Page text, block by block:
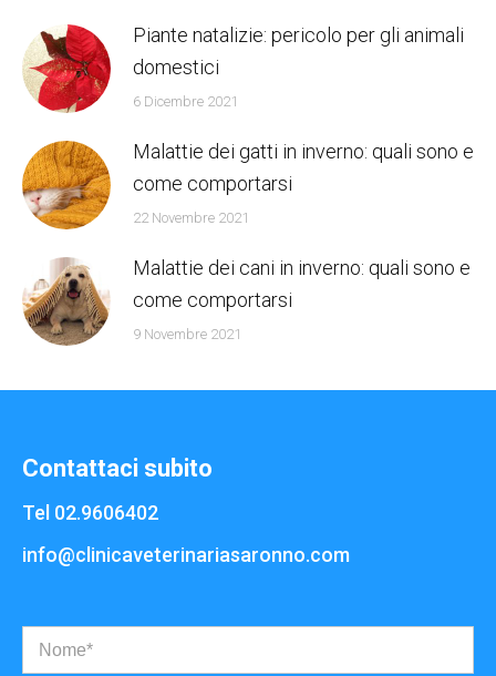
Piante natalizie: pericolo per gli animali
domestici
6 Dicembre 2021
Malattie dei gatti in inverno: quali sono e
come comportarsi
22 Novembre 2021
Malattie dei cani in inverno: quali sono e
come comportarsi
9 Novembre 2021
Contattaci subito
Tel 02.9606402
info@clinicaveterinariasaronno.com
Nome*